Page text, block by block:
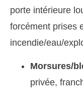
porte intérieure
forcément prises
incendie/eau/
Morsures/
privée,